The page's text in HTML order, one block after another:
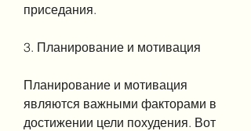
приседания.
3. Планирование и мотивация
Планирование и мотивация
являются важными факторами в
достижении цели похудения. Вот